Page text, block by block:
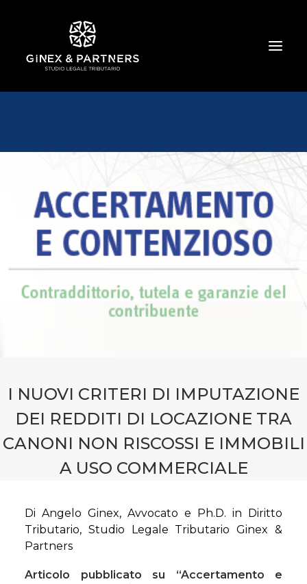
CHI SIAMO
GESTIONE E PROTEZIONE DEL PATRIMONIO
SOCIETARIO E CONTRATTUALISTICA
COMMERCIO INTERNAZIONALE
NEWS ED EVENTI
I NUOVI CRITERI DI IMPUTAZIONE
DEI REDDITI DI LOCAZIONE TRA
CANONI NON RISCOSSI E IMMOBILI
A USO COMMERCIALE
Di Angelo Ginex, Avvocato e Ph.D. in Diritto
Tributario, Studio Legale Tributario Ginex &
Partners
Articolo pubblicato su “Accertamento e